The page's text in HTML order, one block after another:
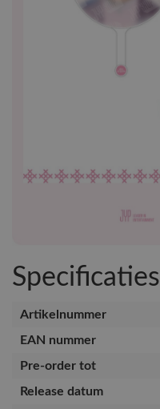
Specificaties
Artikelnummer
EAN nummer
Pre-order tot
Release datum